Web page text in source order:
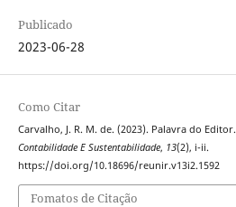
Publicado
2023-06-28
Como Citar
Carvalho, J. R. M. de. (2023). Palavra do Editor.
Contabilidade E Sustentabilidade, 13(2), i-ii.
https://doi.org/10.18696/reunir.v13i2.1592
Fomatos de Citação